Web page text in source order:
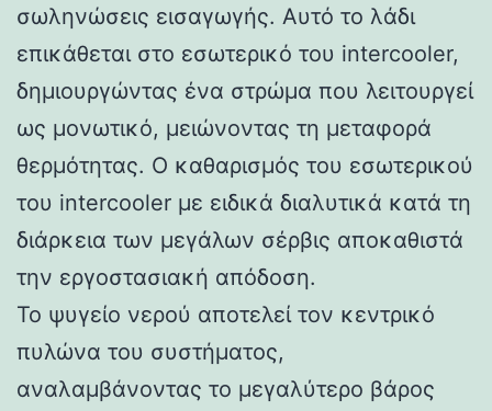
σωληνώσεις εισαγωγής. Αυτό το λάδι
επικάθεται στο εσωτερικό του intercooler,
δημιουργώντας ένα στρώμα που λειτουργεί
ως μονωτικό, μειώνοντας τη μεταφορά
θερμότητας. Ο καθαρισμός του εσωτερικού
του intercooler με ειδικά διαλυτικά κατά τη
διάρκεια των μεγάλων σέρβις αποκαθιστά
την εργοστασιακή απόδοση.
Το ψυγείο νερού αποτελεί τον κεντρικό
πυλώνα του συστήματος,
αναλαμβάνοντας το μεγαλύτερο βάρος